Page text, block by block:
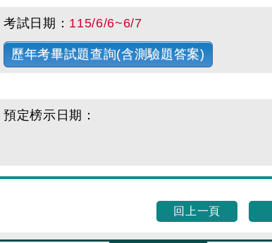
考試日期： 115/6/6~6/7
歷年考畢試題查詢(含測驗題答案)
預定榜示日期：
回上一頁